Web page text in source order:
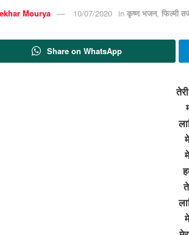
Mourya 10/07/2020 in कृष्ण भजन, फिल्मी
Share on WhatsApp